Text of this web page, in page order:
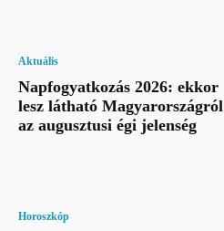
Aktuális
Napfogyatkozás 2026: ekkor
lesz látható Magyarországról
az augusztusi égi jelenség
Horoszkóp